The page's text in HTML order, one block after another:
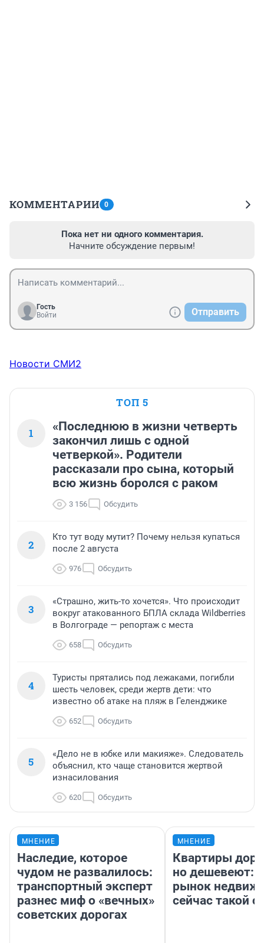
КОММЕНТАРИИ 0
Пока нет ни одного комментария.
Начните обсуждение первым!
Гость
Войти
Отправить
Новости СМИ2
ТОП 5
1
«Последнюю в жизни четверть
закончил лишь с одной
четверкой». Родители
рассказали про сына, который
всю жизнь боролся с раком
3 156 Обсудить
2
Кто тут воду мутит? Почему нельзя купаться
после 2 августа
976 Обсудить
3
«Страшно, жить-то хочется». Что происходит
вокруг атакованного БПЛА склада Wildberries
в Волгограде — репортаж с места
658 Обсудить
4
Туристы прятались под лежаками, погибли
шесть человек, среди жертв дети: что
известно об атаке на пляж в Геленджике
652 Обсудить
5
«Дело не в юбке или макияже». Следователь
объяснил, кто чаще становится жертвой
изнасилования
620 Обсудить
МНЕНИЕ
Наследие, которое
чудом не развалилось:
транспортный эксперт
разнес миф о «вечных»
советских дорогах
МНЕНИЕ
Квартиры
но дешевеют:
рынок
сейчас такой